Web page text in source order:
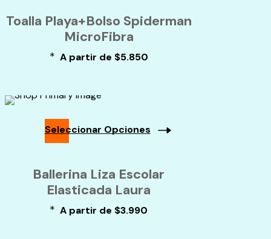
producto
tiene
múltiples
variantes.
Las
la
producto
Toalla Playa+Bolso Spiderman
MicroFibra
* A partir de $5.850
Seleccionar Opciones
tiene
múltiples
variantes.
Las
Ballerina Liza Escolar
Elasticada Laura
* A partir de $3.990